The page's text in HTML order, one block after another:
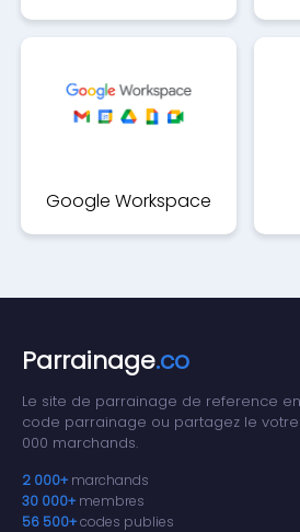
Google Workspace
Parrainage.co
Le site de parrainage de reference en
code parrainage ou partagez le
000 marchands.
2 000+ marchands
30 000+ membres
56 500+codes publies